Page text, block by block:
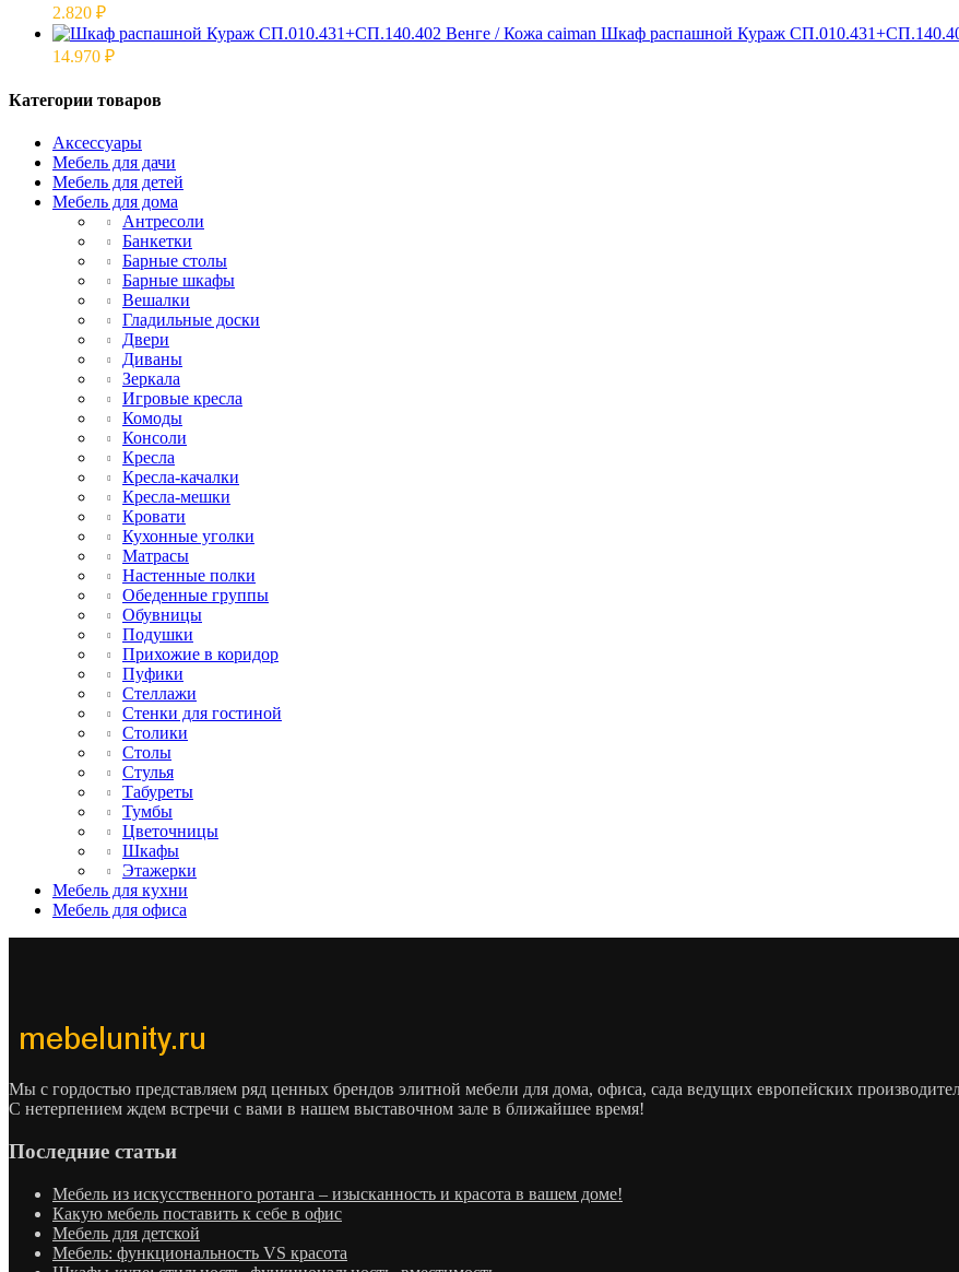
2.820 ₽
Шкаф распашной Кураж
14.970 ₽
Категории товаров
Аксессуары
Мебель для дачи
Мебель для детей
Мебель для дома
Антресоли
Банкетки
Барные столы
Барные шкафы
Вешалки
Гладильные доски
Двери
Диваны
Зеркала
Игровые кресла
Комоды
Консоли
Кресла
Кресла-качалки
Кресла-мешки
Кровати
Кухонные уголки
Матрасы
Настенные полки
Обеденные группы
Обувницы
Подушки
Прихожие в коридор
Пуфики
Стеллажи
Стенки для гостиной
Столики
Столы
Стулья
Табуреты
Тумбы
Цветочницы
Шкафы
Этажерки
Мебель для кухни
Мебель для офиса
Мы с гордостью представляем ряд ценных брендов элитной мебели для дома, офиса, сада ведущих европейских
С нетерпением ждем встречи с вами в нашем выставочном зале в ближайшее время!
Последние статьи
Мебель из искусственного ротанга – изысканность и красота в вашем доме!
Какую мебель поставить к себе в офис
Мебель для детской
Мебель: функциональность VS красота